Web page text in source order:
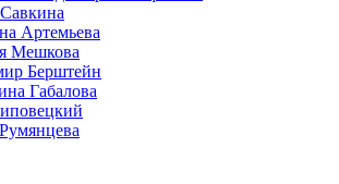
Артемьева
Мешкова
Берштейн
Габалова